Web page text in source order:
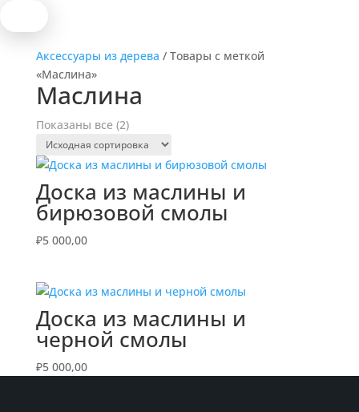
Аксессуары из дерева / Товары с меткой
«Маслина»
Маслина
Показаны все (2)
Доска из маслины и
бирюзовой смолы
₽5 000,00
Доска из маслины и
черной смолы
₽5 000,00